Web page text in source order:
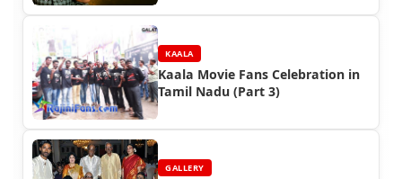
KAALA
Kaala Movie Fans Celebration in
Tamil Nadu (Part 3)
GALLERY